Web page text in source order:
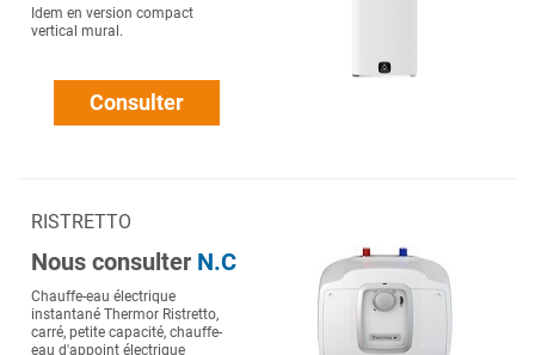
Idem en version compact
vertical mural.
Consulter
RISTRETTO
Nous consulter N.C
Chauffe-eau électrique
instantané Thermor Ristretto,
carré, petite capacité, chauffe-
eau d'appoint électrique